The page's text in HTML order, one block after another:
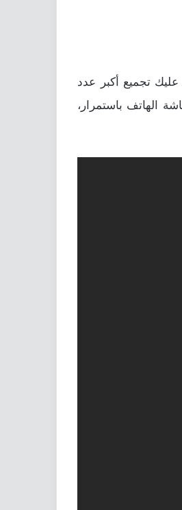
تجميع أكبر عدد
الهاتف باستمرار،